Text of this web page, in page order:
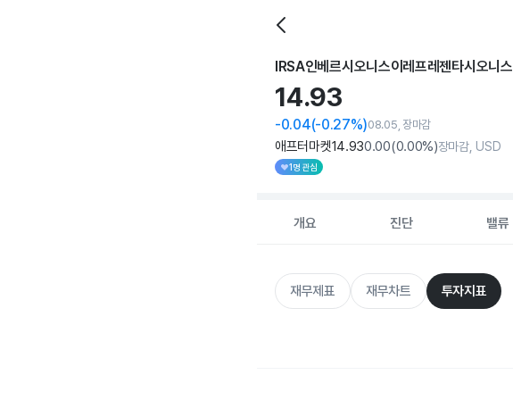
IRSA인베르시오니스이레프레젠타시오니스
14.93
-0.04(-0.27%)08.05, 장마감
애프터마켓14.930.00(0.00%)장마감, USD
1명 관심
개요 진단 밸류
재무제표 재무차트 투자지표